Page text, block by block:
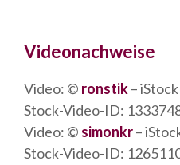
Videonachweise
Video: © ronstik–
Stock-Video-ID:
Video: © simonkr–
Stock-Video-ID: